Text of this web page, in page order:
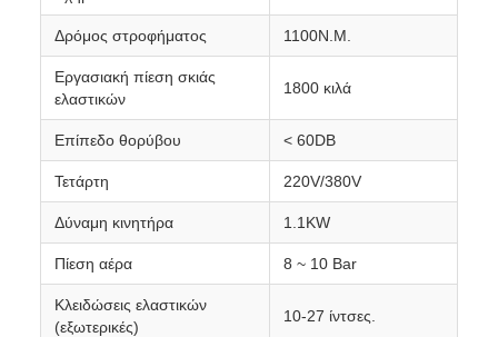
Δρόμος στροφήματος 1100N.M.
Εργασιακή πίεση σκιάς
ελαστικών
1800 κιλά
Επίπεδο θορύβου < 60DB
Τετάρτη 220V/380V
Δύναμη κινητήρα 1.1KW
Πίεση αέρα 8 ~ 10 Bar
Κλειδώσεις ελαστικών
(εξωτερικές)
10-27 ίντσες.